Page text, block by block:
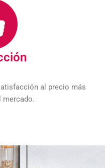
al precio más
mercado.